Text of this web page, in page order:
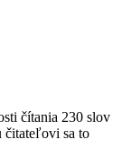
čítania 230 slov
čitateľovi sa to